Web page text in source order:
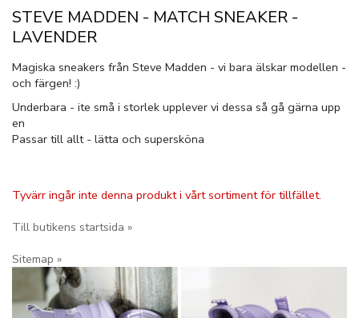
STEVE MADDEN - MATCH SNEAKER -
LAVENDER
Magiska sneakers från Steve Madden - vi bara älskar modellen -
och färgen! :)
Underbara - ite små i storlek upplever vi dessa så gå gärna upp
en
Passar till allt - lätta och supersköna
Tyvärr ingår inte denna produkt i vårt sortiment för tillfället.
Till butikens startsida »
Sitemap »